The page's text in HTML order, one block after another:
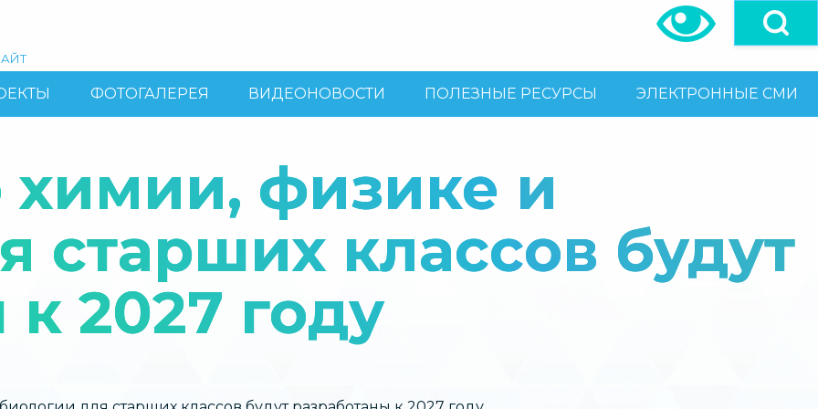
ФОТОГАЛЕРЕЯ ВИДЕОНОВОСТИ ПОЛЕЗНЫЕ РЕСУРСЫ ЭЛЕКТРОННЫЕ СМИ
физике и
старших классов будут
2027 году